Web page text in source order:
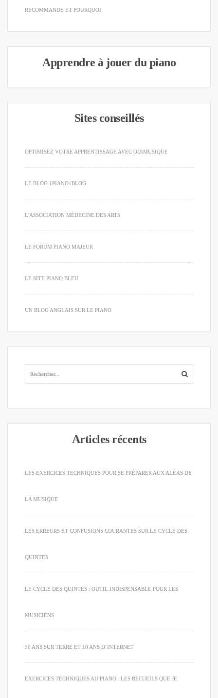
RECOMMANDE ET POURQUOI
Apprendre à jouer du piano
Sites conseillés
OPTIMISEZ VOTRE APPRENTISSAGE AVEC OUIMUSIQUE
LE BLOG 1PIANO1BLOG
L'ASSOCIATION MÉDECINE DES ARTS
LE FORUM PIANO MAJEUR
LE SITE PIANO BLEU
UN BLOG ANGLAIS SUR LE PIANO
Articles récents
LES EXERCICES TECHNIQUES POUR SE PRÉPARER AUX ALÉAS DE
LA MUSIQUE
LES ERREURS ET CONFUSIONS COURANTES SUR LE CYCLE DES
QUINTES
LE CYCLE DES QUINTES : OUTIL INDISPENSABLE POUR LES
MUSICIENS
50 ANS SUR TERRE ET 10 ANS D’INTERNET
EXERCICES TECHNIQUES AU PIANO : LES RECUEILS QUE JE